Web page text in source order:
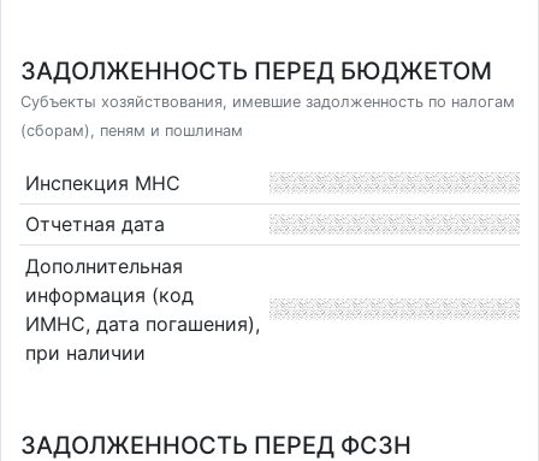
ЗАДОЛЖЕННОСТЬ ПЕРЕД БЮДЖЕТОМ
Субъекты хозяйствования, имевшие задолженность по налогам
(сборам), пеням и пошлинам
Инспекция МНС
Отчетная дата
Дополнительная
информация (код
ИМНС, дата погашения),
при наличии
ЗАДОЛЖЕННОСТЬ ПЕРЕД ФСЗН